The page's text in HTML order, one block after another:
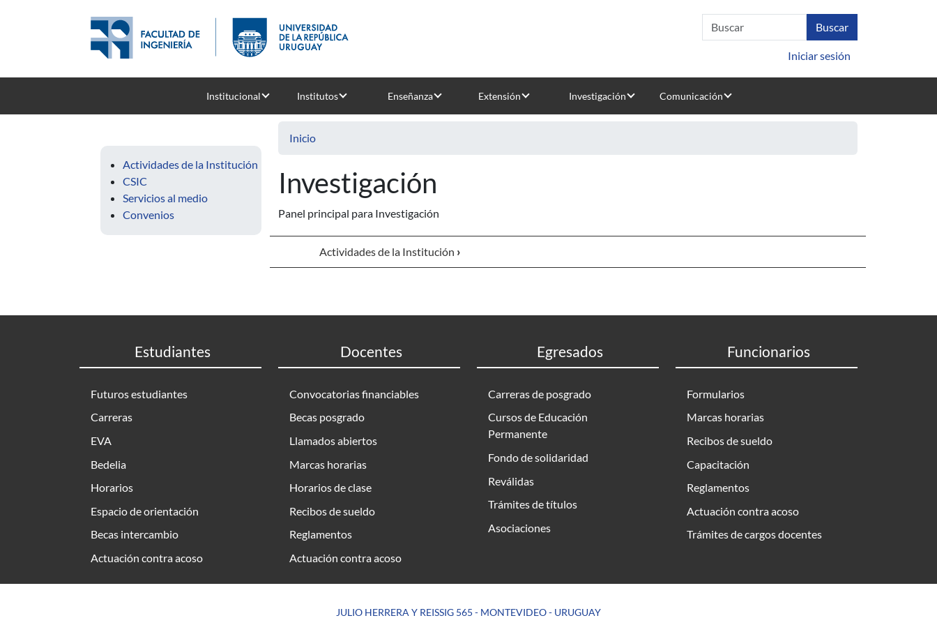
Iniciar sesión
Institucional Institutos Enseñanza Extensión Investigación Comunicación
Actividades de la Institución
CSIC
Servicios al medio
Convenios
Inicio
Investigación
Panel principal para Investigación
Actividades de la Institución ›
Estudiantes
Futuros estudiantes
Carreras
EVA
Bedelia
Horarios
Espacio de orientación
Becas intercambio
Actuación contra acoso
Docentes
Convocatorias financiables
Becas posgrado
Llamados abiertos
Marcas horarias
Horarios de clase
Recibos de sueldo
Reglamentos
Actuación contra acoso
Egresados
Carreras de posgrado
Cursos de Educación
Permanente
Fondo de solidaridad
Reválidas
Trámites de títulos
Asociaciones
Funcionarios
Formularios
Marcas horarias
Recibos de sueldo
Capacitación
Reglamentos
Actuación contra acoso
Trámites de cargos docentes
JULIO HERRERA Y REISSIG 565 - MONTEVIDEO - URUGUAY